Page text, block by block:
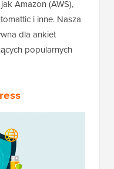
Amazon (AWS),
i inne. Nasza
dla ankiet
popularnych